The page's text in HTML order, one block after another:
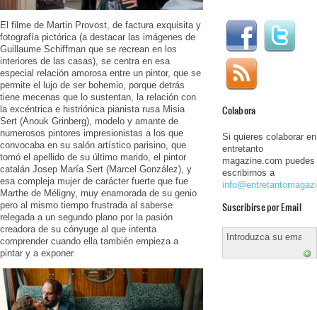
El filme de Martin Provost, de factura exquisita y
fotografía pictórica (a destacar las imágenes de
Guillaume Schiffman que se recrean en los
interiores de las casas), se centra en esa
especial relación amorosa entre un pintor, que se
permite el lujo de ser bohemio, porque detrás
tiene mecenas que lo sustentan, la relación con
la excéntrica e histriónica pianista rusa Misia
Sert (Anouk Grinberg), modelo y amante de
numerosos pintores impresionistas a los que
convocaba en su salón artístico parisino, que
tomó el apellido de su último marido, el pintor
catalán Josep María Sert (Marcel González), y
esa compleja mujer de carácter fuerte que fue
Marthe de Méligny, muy enamorada de su genio
pero al mismo tiempo frustrada al saberse
relegada a un segundo plano por la pasión
creadora de su cónyuge al que intenta
comprender cuando ella también empieza a
pintar y a exponer.
Colabora
Si quieres colaborar en
entretanto
magazine.com puedes
escribirnos a
Suscribirse por Email